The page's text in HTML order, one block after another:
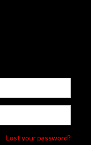
Lost your password?